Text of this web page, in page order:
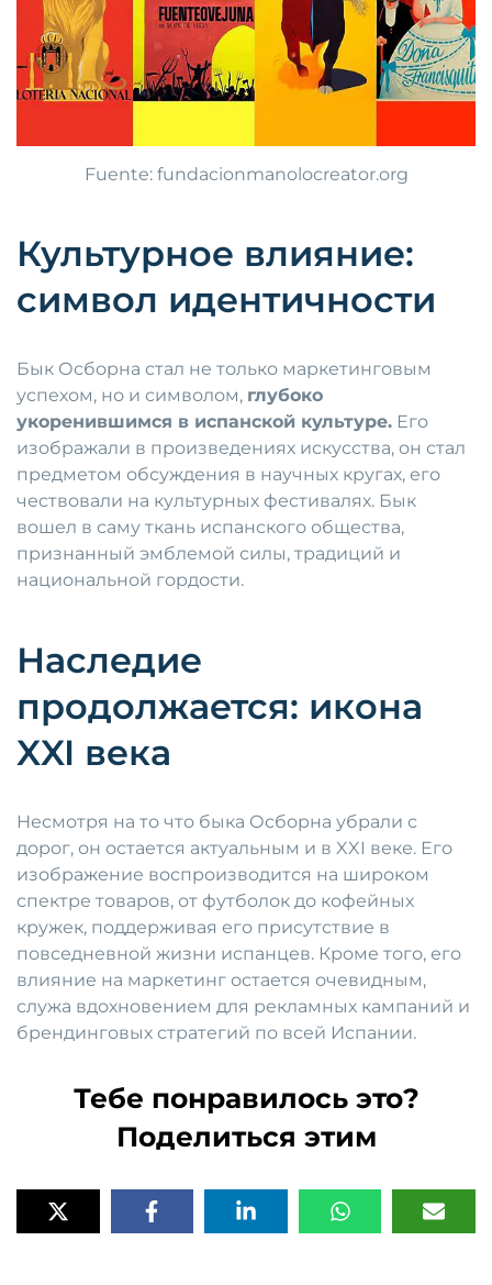
Fuente: fundacionmanolocreator.org
Культурное влияние:
символ идентичности
Бык Осборна стал не только маркетинговым
успехом, но и символом, глубоко
укоренившимся в испанской культуре. Его
изображали в произведениях искусства, он стал
предметом обсуждения в научных кругах, его
чествовали на культурных фестивалях. Бык
вошел в саму ткань испанского общества,
признанный эмблемой силы, традиций и
национальной гордости.
Наследие
продолжается: икона
XXI века
Несмотря на то что быка Осборна убрали с
дорог, он остается актуальным и в XXI веке. Его
изображение воспроизводится на широком
спектре товаров, от футболок до кофейных
кружек, поддерживая его присутствие в
повседневной жизни испанцев. Кроме того, его
влияние на маркетинг остается очевидным,
служа вдохновением для рекламных кампаний и
брендинговых стратегий по всей Испании.
Тебе понравилось это?
Поделиться этим